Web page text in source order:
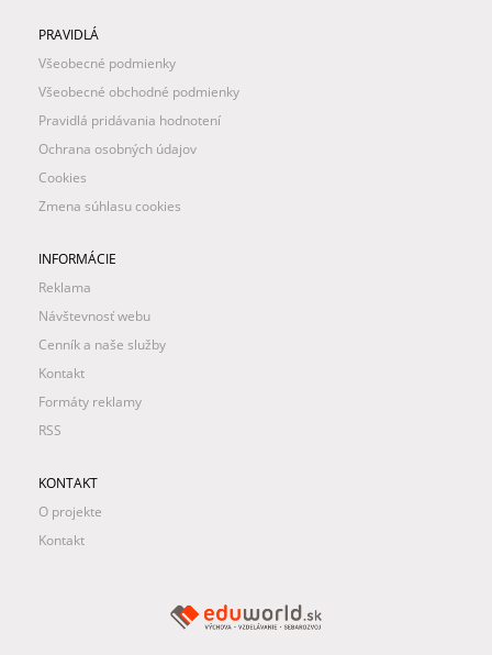
PRAVIDLÁ
Všeobecné podmienky
Všeobecné obchodné podmienky
Pravidlá pridávania hodnotení
Ochrana osobných údajov
Cookies
Zmena súhlasu cookies
INFORMÁCIE
Reklama
Návštevnosť webu
Cenník a naše služby
Kontakt
Formáty reklamy
RSS
KONTAKT
O projekte
Kontakt